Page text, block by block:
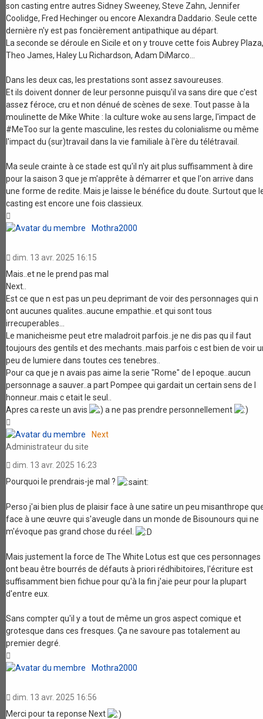
son casting entre autres Sidney Sweeney, Steve Zahn, Jennifer
Coolidge, Fred Hechinger ou encore Alexandra Daddario. Seule cette
dernière n'y est pas foncièrement antipathique au départ.
La seconde se déroule en Sicile et on y trouve cette fois Aubrey Plaza,
Theo James, Haley Lu Richardson, Adam DiMarco...
Dans les deux cas, les prestations sont assez savoureuses.
Et ils doivent donner de leur personne puisqu'il va sans dire que c'est
assez féroce, cru et non dénué de scènes de sexe. Tout passe à la
moulinette de Mike White : la culture woke au sens large, l'impact de
#MeToo sur la gente masculine, les restes du colonialisme ou même
l'impact du (sur)travail dans la vie familiale à l'ère du télétravail.
Ma seule crainte à ce stade est qu'il n'y ait plus suffisamment à dire
pour la saison 3 que je m'apprête à démarrer et que l'on arrive dans
une forme de redite. Mais je laisse le bénéfice du doute. Surtout que
casting est encore une fois classieux.
Mothra2000
dim. 13 avr. 2025 16:15
Mais..et ne le prend pas mal
Next..
Est ce que n est pas un.peu.deprimant de voir des personnages qui n
ont aucunes qualites..aucune empathie..et qui sont tous
irrecuperables...
Le manicheisme peut etre maladroit parfois..je ne dis pas qu il faut
toujours des gentils et des mechants..mais parfois c est bien de voir
peu de lumiere dans toutes ces tenebres..
Pour ca que je n avais pas aime la serie "Rome" de l epoque..aucun
personnage a sauver..a part Pompee qui gardait un certain sens de l
honneur..mais c etait le seul..
Apres ca reste un avis
a ne pas prendre personnellement
Next
Administrateur du site
dim. 13 avr. 2025 16:23
Pourquoi le prendrais-je mal ?
Perso j'ai bien plus de plaisir face à une satire un peu misanthrope
face à une œuvre qui s'aveugle dans un monde de Bisounours qui ne
m'évoque pas grand chose du réel.
Mais justement la force de The White Lotus est que ces personnages
ont beau être bourrés de défauts à priori rédhibitoires, l'écriture est
suffisamment bien fichue pour qu'à la fin j'aie peur pour la plupart
d'entre eux.
Sans compter qu'il y a tout de même un gros aspect comique et
grotesque dans ces fresques. Ça ne savoure pas totalement au
premier degré.
Mothra2000
dim. 13 avr. 2025 16:56
Merci pour ta reponse Next